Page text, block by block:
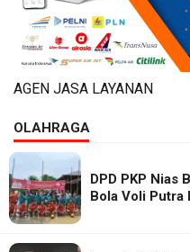
AGEN JASA LAYANAN
OLAHRAGA
DPD PKP Nias
Bola Voli Putra